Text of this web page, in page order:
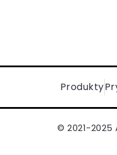
Produkty
© 2021-2025